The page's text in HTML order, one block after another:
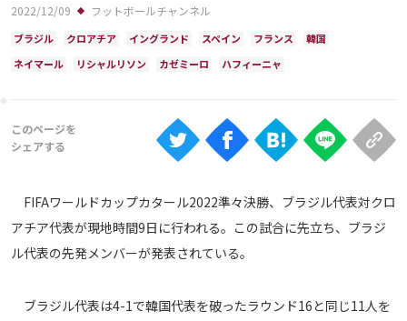
大会について
About
視聴方法
ABEMAの視聴について
Android
2022/12/09 フットボールチャンネル
ブラジル クロアチア イングランド スペイン フランス
韓国
ネイマール
リシャルリソン カゼミーロ ハフィーニャ
FIFAワールドカップカタール2022準々決勝、ブラジル代表対クロ
アチア代表が現地時間9日に行われる。この試合に先立ち、ブラジ
ル代表の先発メンバーが発表されている。
ブラジル代表は4-1で韓国代表を破ったラウンド16と同じ11人を